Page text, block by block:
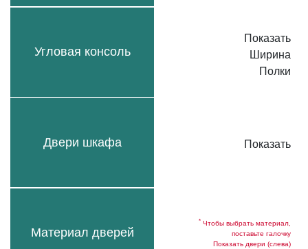
Угловая консоль
Двери шкафа
Материал дверей
Показать
Ширина
Полки
Показать
* Чтобы выбрать материал,
поставьте галочку
Показать двери (слева)